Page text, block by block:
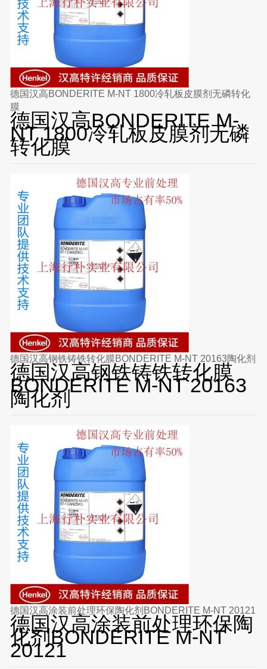
德国汉高BONDERITE M-NT 1800冷轧板皮膜剂无磷转化
膜
德国汉高BONDERITE M-
NT 1800冷轧板皮膜剂无磷
转化膜
德国汉高钢铁铸铁转化膜BONDERITE M-NT 20163陶化剂
德国汉高钢铁铸铁转化膜
BONDERITE M-NT 20163
陶化剂
德国汉高涂装前处理环保陶化剂BONDERITE M-NT 20121
德国汉高涂装前处理环保陶
化剂BONDERITE M-NT
20121